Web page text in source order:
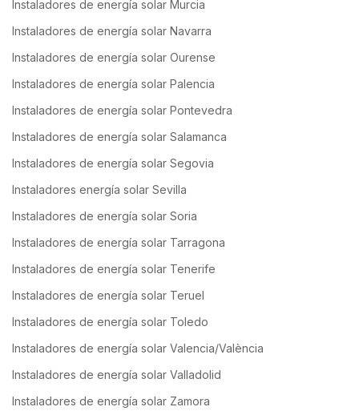
Instaladores de energía solar Murcia
Instaladores de energía solar Navarra
Instaladores de energía solar Ourense
Instaladores de energía solar Palencia
Instaladores de energía solar Pontevedra
Instaladores de energía solar Salamanca
Instaladores de energía solar Segovia
Instaladores energía solar Sevilla
Instaladores de energía solar Soria
Instaladores de energía solar Tarragona
Instaladores de energía solar Tenerife
Instaladores de energía solar Teruel
Instaladores de energía solar Toledo
Instaladores de energía solar Valencia/València
Instaladores de energía solar Valladolid
Instaladores de energía solar Zamora